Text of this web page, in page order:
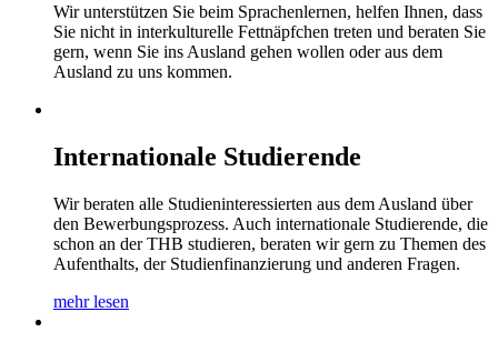
Wir unterstützen Sie beim Sprachenlernen, helfen Ihnen, dass
Sie nicht in interkulturelle Fettnäpfchen treten und beraten Sie
gern, wenn Sie ins Ausland gehen wollen oder aus dem
Ausland zu uns kommen.
Internationale Studierende
Wir beraten alle Studieninteressierten aus dem Ausland über
den Bewerbungsprozess. Auch internationale Studierende, die
schon an der THB studieren, beraten wir gern zu Themen des
Aufenthalts, der Studienfinanzierung und anderen Fragen.
mehr lesen